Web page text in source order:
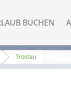
BUCHEN
Tröstau